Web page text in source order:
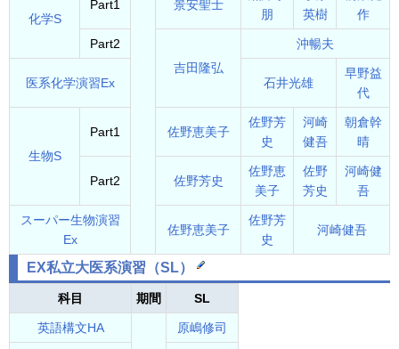
化学S
Part1 景安聖士
朋
英樹
作
Part2
吉田隆弘
沖暢夫
医系化学演習Ex 石井光雄
早野益
代
生物S
Part1 佐野恵美子
佐野芳
史
河崎
健吾
朝倉幹
晴
Part2 佐野芳史
佐野恵
美子
佐野
芳史
河崎健
吾
スーパー生物演習
Ex
佐野恵美子
佐野芳
史
河崎健吾
EX私立大医系演習 （SL）
科目 期間 SL
英語構文HA 原嶋修司